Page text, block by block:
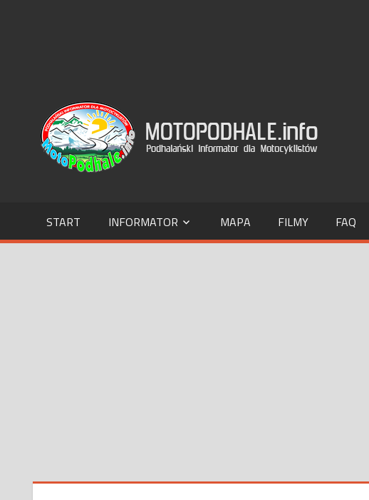
Podhalański
Informator
dla
Motocyklistów
START INFORMATOR MAPA FILMY FAQ